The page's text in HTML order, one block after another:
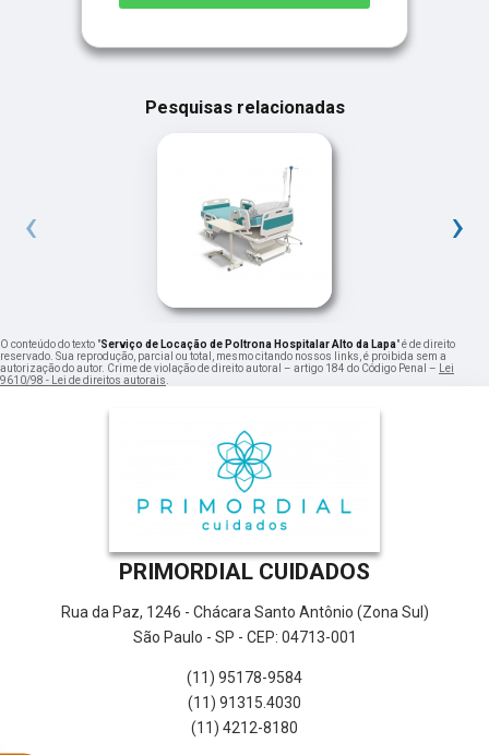
Pesquisas relacionadas
‹ ›
O conteúdo do texto "Serviço de Locação de Poltrona Hospitalar Alto da Lapa" é de direito
reservado. Sua reprodução, parcial ou total, mesmo citando nossos links, é proibida sem a
autorização do autor. Crime de violação de direito autoral – artigo 184 do Código Penal –
Lei
9610/98 - Lei de direitos autorais
PRIMORDIAL CUIDADOS
Rua da Paz, 1246 - Chácara Santo Antônio (Zona Sul)
São Paulo - SP - CEP: 04713-001
(11) 95178-9584
(11) 91315.4030
(11) 4212-8180